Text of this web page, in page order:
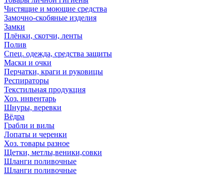
Чистящие и моющие средства
Замочно-скобяные изделия
Замки
Плёнки, скотчи, ленты
Полив
Спец. одежда, средства защиты
Маски и очки
Перчатки, краги и руковицы
Респираторы
Текстильная продукция
Хоз. инвентарь
Шнуры, веревки
Вёдра
Грабли и вилы
Лопаты и черенки
Хоз. товары разное
Щетки, метлы,веники,совки
Шланги поливочные
Шланги поливочные